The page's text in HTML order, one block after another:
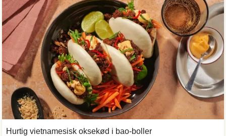
Hurtig vietnamesisk oksekød i bao-boller